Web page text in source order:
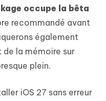
occupe la bêta
recommandé avant
également
la mémoire sur
plein.
iOS 27 sans erreur